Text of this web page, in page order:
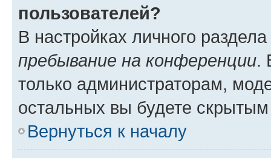
пользователей?
В настройках личного
пребывание на конференции.
только администраторам,
остальных вы будете
Вернуться к началу